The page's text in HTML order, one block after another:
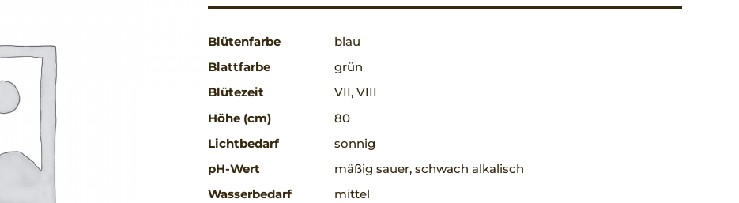
Blütenfarbe
blau
Blattfarbe
grün
Blütezeit
VII, VIII
Höhe (cm)
80
Lichtbedarf
sonnig
pH-Wert
mäßig sauer, schwach alkalisch
Wasserbedarf
mittel